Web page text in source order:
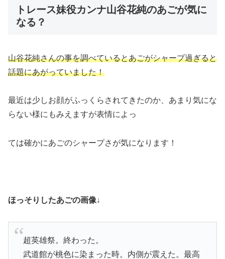
トレース妹役カンナ山谷花純のあごが気に
なる？
山谷花純さんの事を調べているとあごがシャープ過ぎると
話題にあがっていました！
最近は少しお顔がふっくらされてきたのか、あまり気にな
らない様にもみえますが表情によっ
ては確かにあごのシャープさが気になります！
ほっそりしたあごの画像↓
超英雄祭。終わった。
武道館が桃色に染まった時。内側が震えた。最高